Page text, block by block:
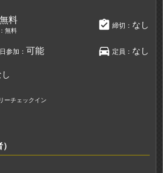
無料
無料 assignment_turned_in 締切： なし
参加： 可能 directions_car 定員： なし
し
ーチェックイン